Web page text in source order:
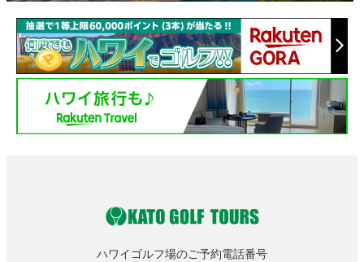
ハワイゴルフ場のご予約電話番号